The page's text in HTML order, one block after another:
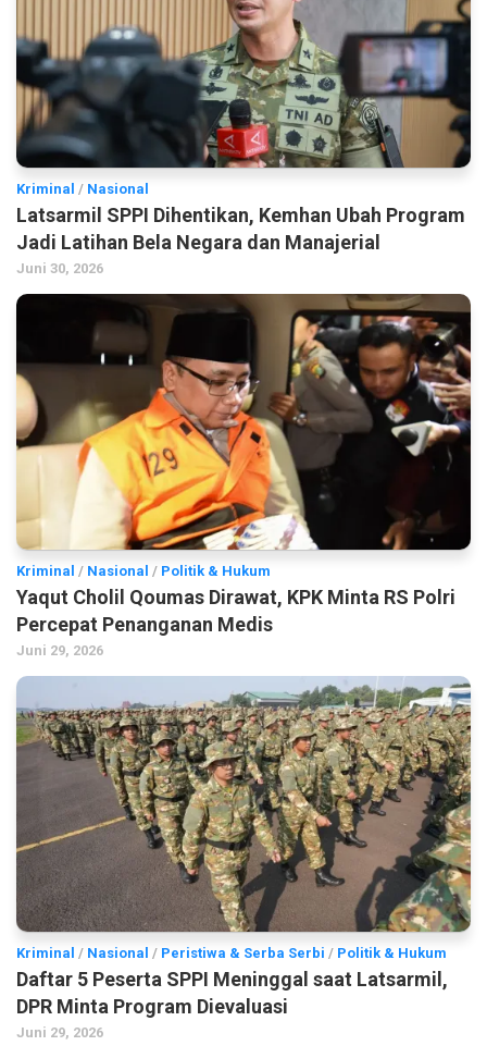
Kriminal / Nasional
Latsarmil SPPI Dihentikan, Kemhan Ubah Program
Jadi Latihan Bela Negara dan Manajerial
Juni 30, 2026
Kriminal / Nasional / Politik & Hukum
Yaqut Cholil Qoumas Dirawat, KPK Minta RS Polri
Percepat Penanganan Medis
Juni 29, 2026
Kriminal / Nasional / Peristiwa & Serba Serbi / Politik & Hukum
Daftar 5 Peserta SPPI Meninggal saat Latsarmil,
DPR Minta Program Dievaluasi
Juni 29, 2026